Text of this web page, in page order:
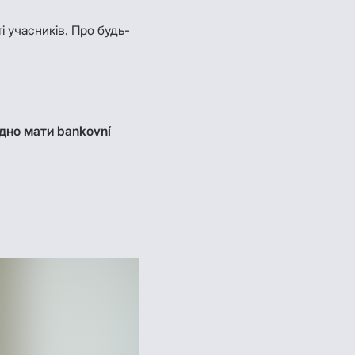
учасників. Про будь-
мати bankovní